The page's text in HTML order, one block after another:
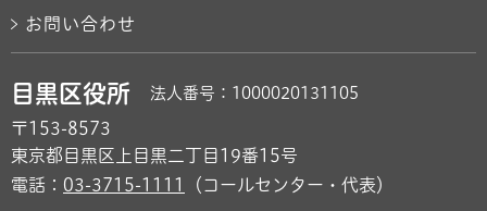
お問い合わせ
目黒区役所 法人番号：1000020131105
〒153-8573
東京都目黒区上目黒二丁目19番15号
電話： 03-3715-1111 （コールセンター・代表）